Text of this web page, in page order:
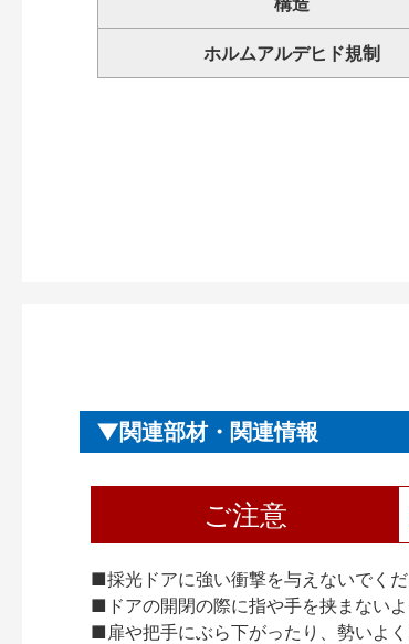
ホルムアルデヒド規制
関連部材・関連情報
ご注意
■採光ドアに強い衝撃を与えないでく
■ドアの開閉の際に指や手を挟まないよ
■扉や把手にぶら下がったり、勢いよく